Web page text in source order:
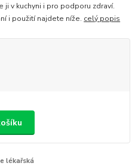
v kuchyni i pro podporu zdraví.
i použití najdete níže. celý popis
lékařská